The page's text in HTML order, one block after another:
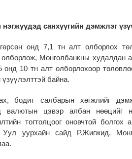
санхүүгийн дэмжлэг
онд 7,1 тн алт олборлох
Монголбанкны худалдан
10 тн алт олборлохоор
байна.
бодит салбарын хөгжлийг
валютын цэвэр албан нөөцийг
тогтолцоог оновчтой болгох
уурхайн сайд Р.Жигжид,